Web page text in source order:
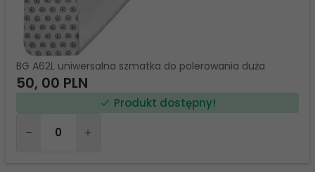
BG A62L uniwersalna szmatka do polerowania duża
50, 00 PLN
Produkt dostępny!
dla